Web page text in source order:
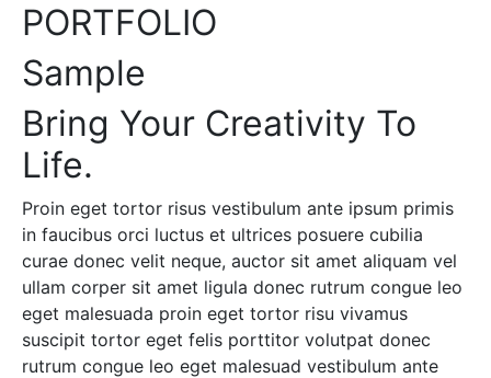
PORTFOLIO
Sample
Bring Your Creativity To
Life.
Proin eget tortor risus vestibulum ante ipsum primis
in faucibus orci luctus et ultrices posuere cubilia
curae donec velit neque, auctor sit amet aliquam vel
ullam corper sit amet ligula donec rutrum congue leo
eget malesuada proin eget tortor risu vivamus
suscipit tortor eget felis porttitor volutpat donec
rutrum congue leo eget malesuad vestibulum ante